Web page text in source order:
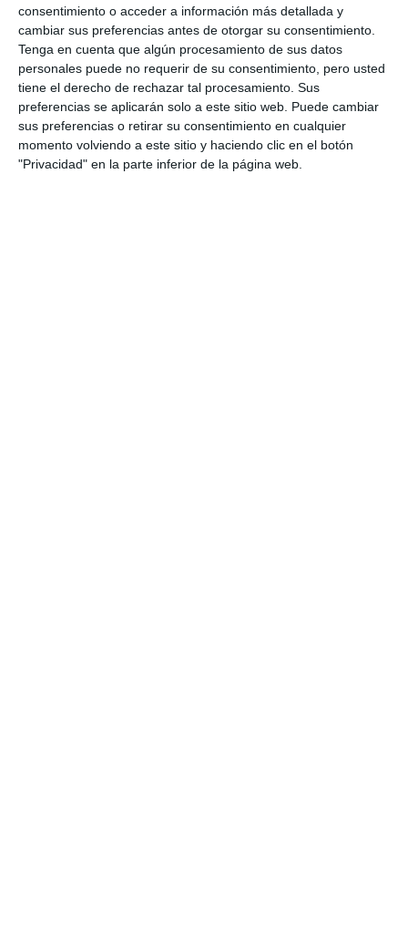
consentimiento o acceder a información más detallada y
cambiar sus preferencias antes de otorgar su consentimiento.
Tenga en cuenta que algún procesamiento de sus datos
personales puede no requerir de su consentimiento, pero usted
tiene el derecho de rechazar tal procesamiento. Sus
preferencias se aplicarán solo a este sitio web. Puede cambiar
sus preferencias o retirar su consentimiento en cualquier
momento volviendo a este sitio y haciendo clic en el botón
"Privacidad" en la parte inferior de la página web.